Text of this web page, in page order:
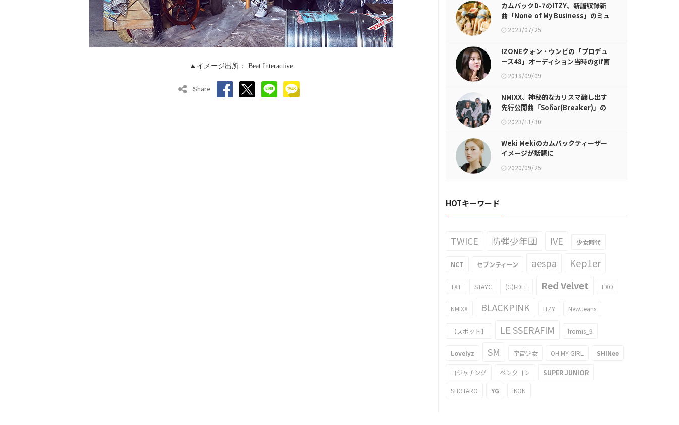
▲イメージ出所： Beat Interactive
Share
カムバックD-7のITZY、新譜収録新
曲「None of My Business」のミュ
ージックビデオ初公開
2023/07/25
IZONEクォン・ウンビの「プロデュ
ース48」オーディション当時のgif画
像が話題に
2018/09/09
NMIXX、神秘的なカリスマ醸し出す
先行公開曲「Soñar(Breaker)」の
コンセプトフォト初公開
2023/11/30
Weki Mekiのカムバックティーザー
イメージが話題に
2020/09/25
HOTキーワード
TWICE 防弾少年団 IVE 少女時代
NCT セブンティーン aespa Kep1er
TXT STAYC (G)I-DLE Red Velvet EXO
NMIXX BLACKPINK ITZY NewJeans
【スポット】 LE SSERAFIM fromis_9
Lovelyz SM 宇宙少女 OH MY GIRL SHINee
ヨジャチング ペンタゴン SUPER JUNIOR
SHOTARO YG iKON